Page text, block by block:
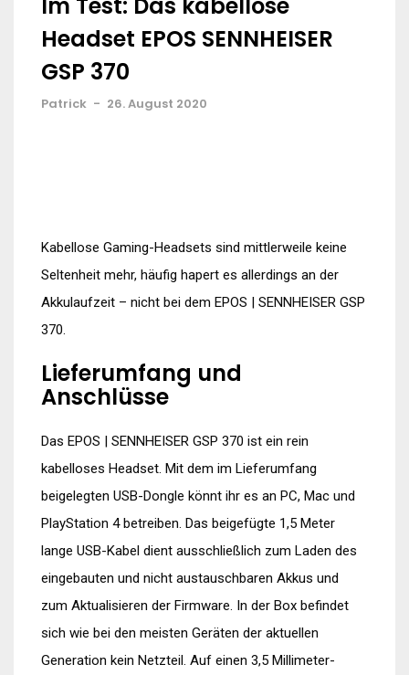
Headset EPOS SENNHEISER
GSP 370
Patrick - 26. August 2020
Kabellose Gaming-Headsets sind mittlerweile keine
Seltenheit mehr, häufig hapert es allerdings an der
Akkulaufzeit – nicht bei dem EPOS | SENNHEISER GSP
370.
Lieferumfang und
Anschlüsse
Das EPOS | SENNHEISER GSP 370 ist ein rein
kabelloses Headset. Mit dem im Lieferumfang
beigelegten USB-Dongle könnt ihr es an PC, Mac und
PlayStation 4 betreiben. Das beigefügte 1,5 Meter
lange USB-Kabel dient ausschließlich zum Laden des
eingebauten und nicht austauschbaren Akkus und
zum Aktualisieren der Firmware. In der Box befindet
sich wie bei den meisten Geräten der aktuellen
Generation kein Netzteil. Auf einen 3,5 Millimeter-